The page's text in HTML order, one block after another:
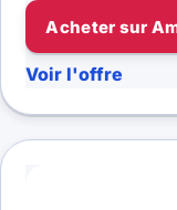
Acheter sur
Voir l'offre